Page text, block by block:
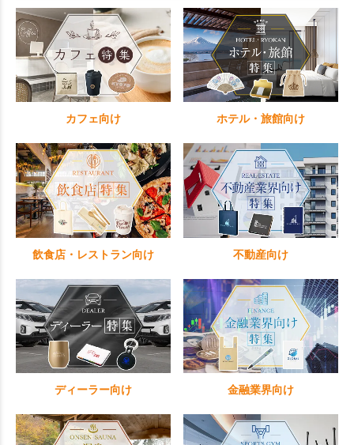
カフェ向け ホテル・旅館向け
飲食店・レストラン向け 不動産向け
ディーラー向け 金融業界向け